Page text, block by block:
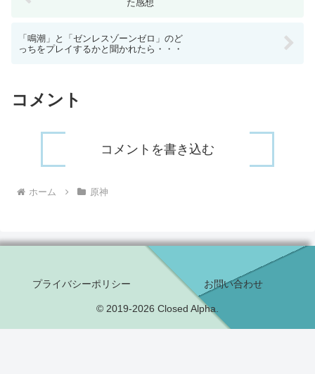
た感想
「鳴潮」と「ゼンレスゾーンゼロ」のど
っちをプレイするかと聞かれたら・・・
コメント
コメントを書き込む
ホーム 原神
プライバシーポリシー お問い合わせ
© 2019-2026 Closed Alpha.